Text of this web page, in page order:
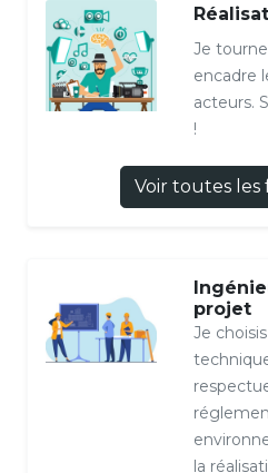
Je
encadre
acteurs.
!
Voir toutes les
projet
Je
la